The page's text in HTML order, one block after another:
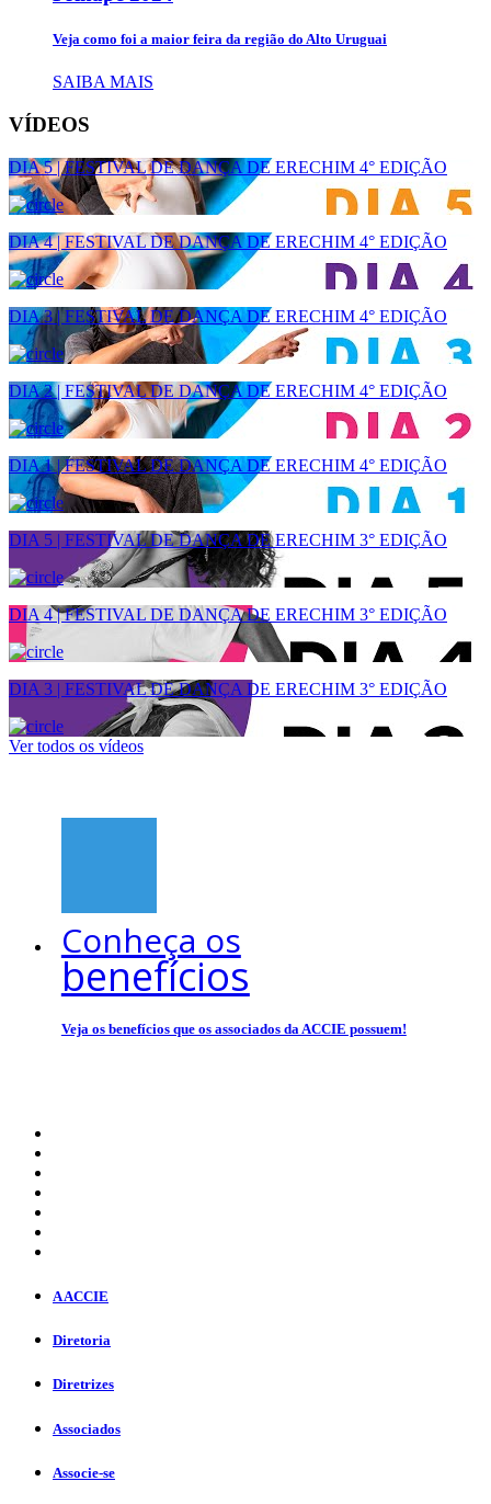
Veja como foi a maior feira da região do Alto Uruguai
SAIBA MAIS
VÍDEOS
DIA 5 | FESTIVAL DE DANÇA DE ERECHIM 4° EDIÇÃO
DIA 4 | FESTIVAL DE DANÇA DE ERECHIM 4° EDIÇÃO
DIA 3 | FESTIVAL DE DANÇA DE ERECHIM 4° EDIÇÃO
DIA 2 | FESTIVAL DE DANÇA DE ERECHIM 4° EDIÇÃO
DIA 1 | FESTIVAL DE DANÇA DE ERECHIM 4° EDIÇÃO
DIA 5 | FESTIVAL DE DANÇA DE ERECHIM 3° EDIÇÃO
DIA 4 | FESTIVAL DE DANÇA DE ERECHIM 3° EDIÇÃO
DIA 3 | FESTIVAL DE DANÇA DE ERECHIM 3° EDIÇÃO
Ver todos os vídeos
Conheça os
benefícios
Veja os benefícios que os associados da ACCIE possuem!
A ACCIE
Diretoria
Diretrizes
Associados
Associe-se